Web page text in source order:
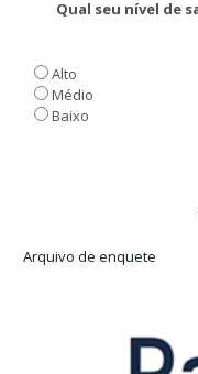
Qual seu nível de
Alto
Médio
Baixo
Arquivo de enquete